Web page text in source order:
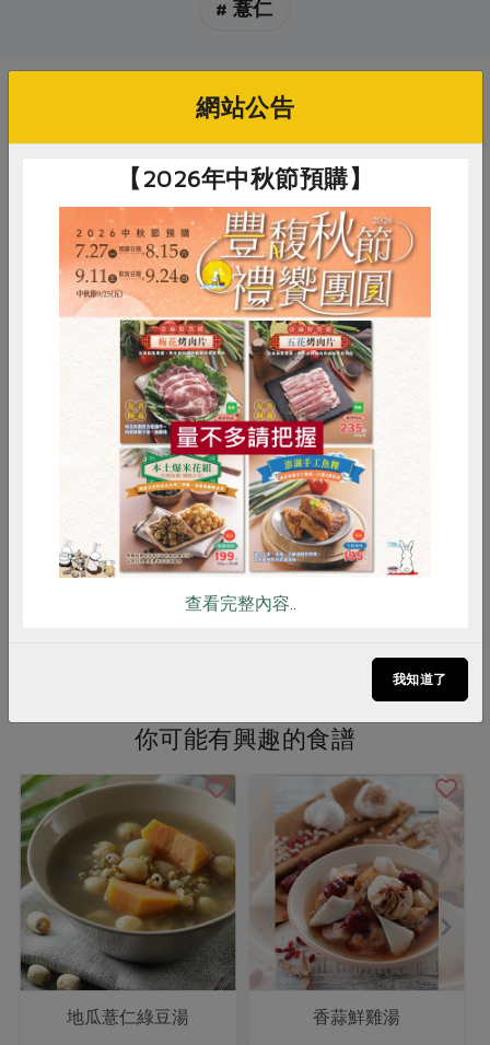
# 薏仁
你可能有興趣的產品
主惠實業股份有限公司
黑芝麻粉-100g
$80
主惠實業股份有限公司
白芝麻粒(熟)
200公克
全素 冷藏
$85
你可能有興趣的食譜
地瓜薏仁綠豆湯 香蒜鮮雞湯
RPET 食譜 減硝酸鹽
雞蛋 食安 共同購買
網站公告
【2026年中秋節預購】
查看完整內容..
我知道了